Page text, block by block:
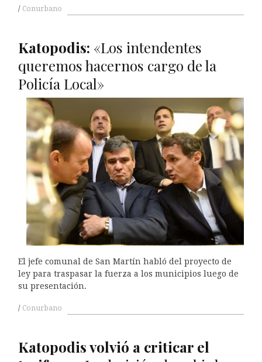
Conurbano
Katopodis: «Los intendentes
queremos hacernos cargo de la
Policía Local»
El jefe comunal de San Martín habló del proyecto de
ley para traspasar la fuerza a los municipios luego de
su presentación.
Conurbano
Katopodis volvió a criticar el